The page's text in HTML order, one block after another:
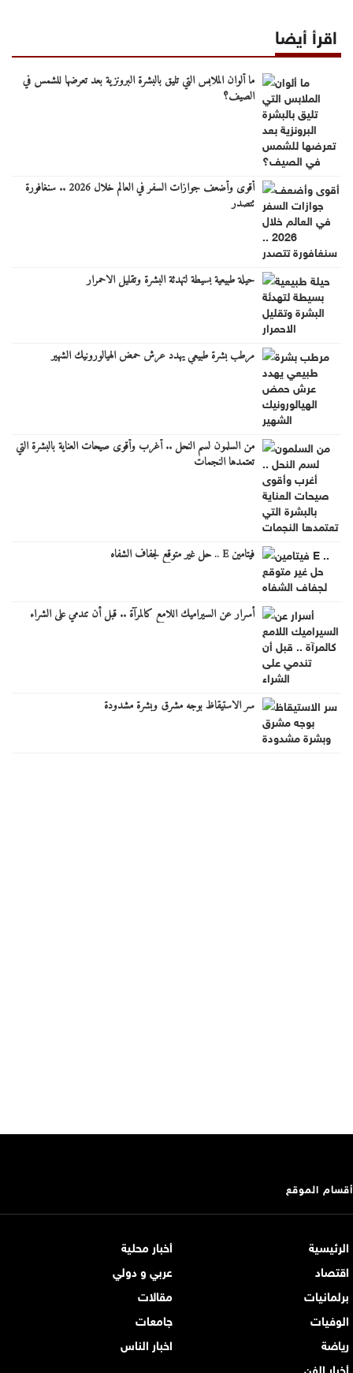
اقرأ أيضا
ما ألوان الملابس التي تليق بالبشرة البرونزية بعد تعرضها للشمس في
الصيف؟
أقوى وأضعف جوازات السفر في العالم خلال 2026 .. سنغافورة
تتصدر
حيلة طبيعية بسيطة لتهدئة البشرة وتقليل الاحمرار
مرطب بشرة طبيعي يهدد عرش حمض الهيالورونيك الشهير
من السلمون لسم النحل .. أغرب وأقوى صيحات العناية بالبشرة التي
تعتمدها النجمات
فيتامين E .. حل غير متوقع لجفاف الشفاه
أسرار عن السيراميك اللامع كالمرآة .. قبل أن تندمي على الشراء
سر الاستيقاظ بوجه مشرق وبشرة مشدودة
أقسام الموقع
الرئيسية
أخبار محلية
اقتصاد
عربي و دولي
برلمانيات
مقالات
الوفيات
جامعات
رياضة
اخبار الناس
أخبار الفن